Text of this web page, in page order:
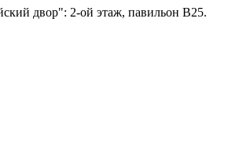
двор": 2-ой этаж, павильон В25.